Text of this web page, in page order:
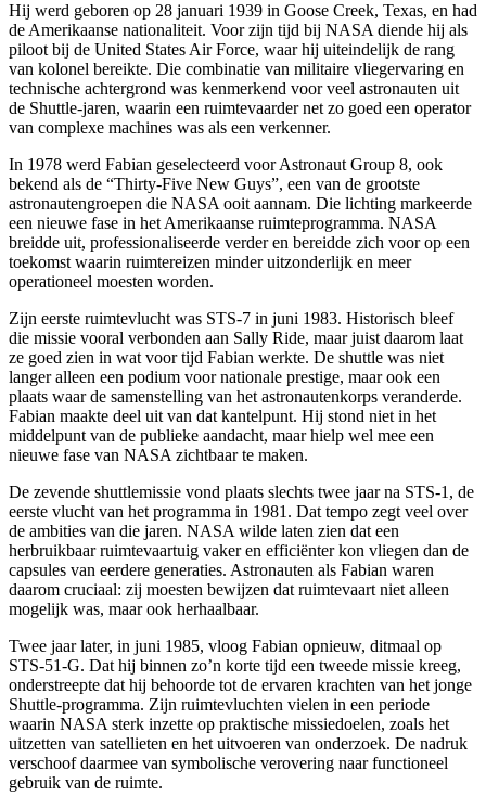
Hij werd geboren op 28 januari 1939 in Goose Creek, Texas, en had
de Amerikaanse nationaliteit. Voor zijn tijd bij NASA diende hij als
piloot bij de United States Air Force, waar hij uiteindelijk de rang
van kolonel bereikte. Die combinatie van militaire vliegervaring en
technische achtergrond was kenmerkend voor veel astronauten uit
de Shuttle-jaren, waarin een ruimtevaarder net zo goed een operator
van complexe machines was als een verkenner.
In 1978 werd Fabian geselecteerd voor Astronaut Group 8, ook
bekend als de “Thirty-Five New Guys”, een van de grootste
astronautengroepen die NASA ooit aannam. Die lichting markeerde
een nieuwe fase in het Amerikaanse ruimteprogramma. NASA
breidde uit, professionaliseerde verder en bereidde zich voor op een
toekomst waarin ruimtereizen minder uitzonderlijk en meer
operationeel moesten worden.
Zijn eerste ruimtevlucht was STS-7 in juni 1983. Historisch bleef
die missie vooral verbonden aan Sally Ride, maar juist daarom laat
ze goed zien in wat voor tijd Fabian werkte. De shuttle was niet
langer alleen een podium voor nationale prestige, maar ook een
plaats waar de samenstelling van het astronautenkorps veranderde.
Fabian maakte deel uit van dat kantelpunt. Hij stond niet in het
middelpunt van de publieke aandacht, maar hielp wel mee een
nieuwe fase van NASA zichtbaar te maken.
De zevende shuttlemissie vond plaats slechts twee jaar na STS-1, de
eerste vlucht van het programma in 1981. Dat tempo zegt veel over
de ambities van die jaren. NASA wilde laten zien dat een
herbruikbaar ruimtevaartuig vaker en efficiënter kon vliegen dan de
capsules van eerdere generaties. Astronauten als Fabian waren
daarom cruciaal: zij moesten bewijzen dat ruimtevaart niet alleen
mogelijk was, maar ook herhaalbaar.
Twee jaar later, in juni 1985, vloog Fabian opnieuw, ditmaal op
STS-51-G. Dat hij binnen zo’n korte tijd een tweede missie kreeg,
onderstreepte dat hij behoorde tot de ervaren krachten van het jonge
Shuttle-programma. Zijn ruimtevluchten vielen in een periode
waarin NASA sterk inzette op praktische missiedoelen, zoals het
uitzetten van satellieten en het uitvoeren van onderzoek. De nadruk
verschoof daarmee van symbolische verovering naar functioneel
gebruik van de ruimte.